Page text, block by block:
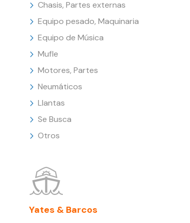
Chasis, Partes externas
Equipo pesado, Maquinaria
Equipo de Música
Mufle
Motores, Partes
Neumáticos
Llantas
Se Busca
Otros
Yates & Barcos